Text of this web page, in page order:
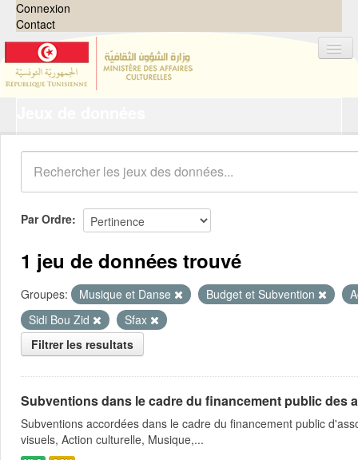
Connexion
Contact
Organisations
Groupes
Demandes 0
À propos
Par Ordre
1 jeu de données trouvé
Groupes: Musique et Danse Budget et Subvention
Sidi Bou Zid
Sfax
Filtrer les resultats
Subventions dans le cadre du financement public des
Subventions accordées dans le cadre du financement public
visuels, Action culturelle, Musique,...